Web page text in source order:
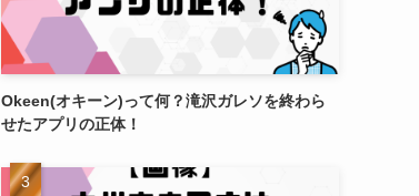
Okeen(オキーン)って何？滝沢ガレソを終わら
せたアプリの正体！